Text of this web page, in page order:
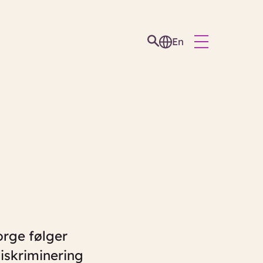
En
følger